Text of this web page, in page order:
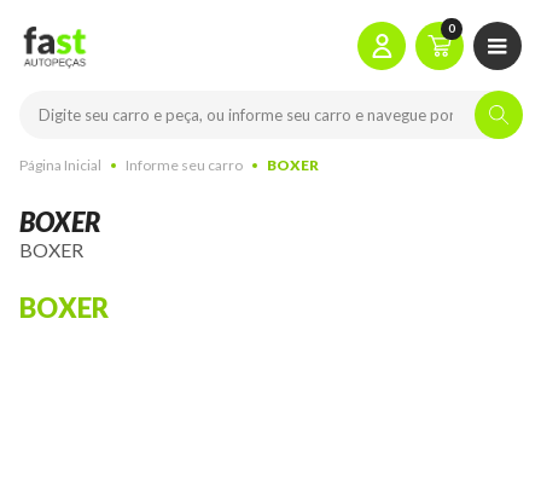
0
Página Inicial Informe seu carro BOXER
BOXER
BOXER
BOXER